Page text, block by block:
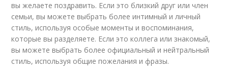
вы желаете поздравить. Если это близкий друг или член
семьи, вы можете выбрать более интимный и личный
стиль, используя особые моменты и воспоминания,
которые вы разделяете. Если это коллега или знакомый,
вы можете выбрать более официальный и нейтральный
стиль, используя общие пожелания и фразы.